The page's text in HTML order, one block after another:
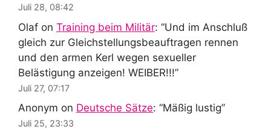
Juli 28, 08:42
Olaf on Training beim Militär: “Und im Anschluß
gleich zur Gleichstellungsbeauftragen rennen
und den armen Kerl wegen sexueller
Belästigung anzeigen! WEIBER!!!”
Juli 27, 07:17
Anonym on Deutsche Sätze: “Mäßig lustig”
Juli 25, 23:33